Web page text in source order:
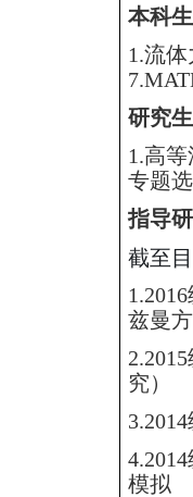
本科
1.流
研究
1.高
专题
指导
截至
兹曼
究）
模拟